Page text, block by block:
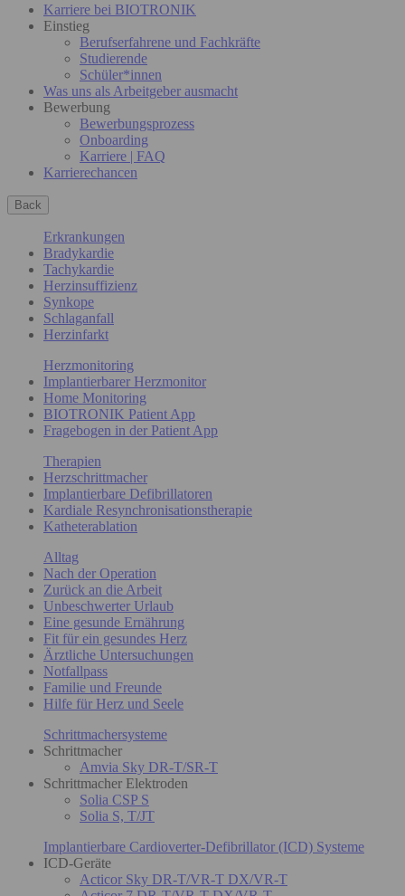
Karriere bei BIOTRONIK
Einstieg
Berufserfahrene und Fachkräfte
Studierende
Schüler*innen
Was uns als Arbeitgeber ausmacht
Bewerbung
Bewerbungsprozess
Onboarding
Karriere | FAQ
Karrierechancen
Back
Erkrankungen
Bradykardie
Tachykardie
Herzinsuffizienz
Synkope
Schlaganfall
Herzinfarkt
Herzmonitoring
Implantierbarer Herzmonitor
Home Monitoring
BIOTRONIK Patient App
Fragebogen in der Patient App
Therapien
Herzschrittmacher
Implantierbare Defibrillatoren
Kardiale Resynchronisationstherapie
Katheterablation
Alltag
Nach der Operation
Zurück an die Arbeit
Unbeschwerter Urlaub
Eine gesunde Ernährung
Fit für ein gesundes Herz
Ärztliche Untersuchungen
Notfallpass
Familie und Freunde
Hilfe für Herz und Seele
Schrittmachersysteme
Schrittmacher
Amvia Sky DR-T/SR-T
Schrittmacher Elektroden
Solia CSP S
Solia S, T/JT
Implantierbare Cardioverter-Defibrillator (ICD) Systeme
ICD-Geräte
Acticor Sky DR-T/VR-T DX/VR-T